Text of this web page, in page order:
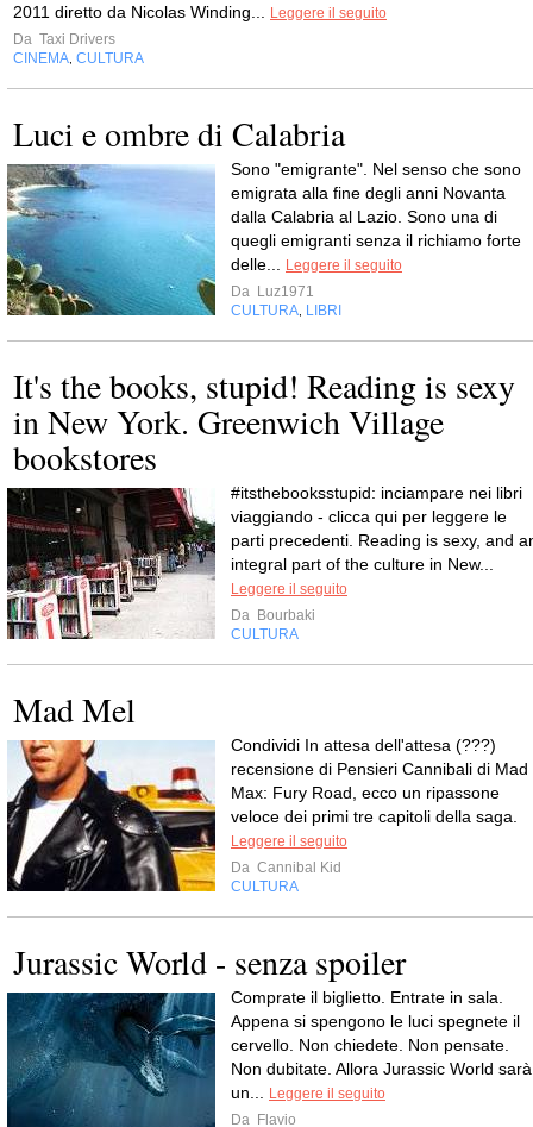
2011 diretto da Nicolas Winding...
Leggere il seguito
Da Taxi Drivers
CINEMA CULTURA
Luci e ombre di Calabria
Sono "emigrante". Nel senso che sono
emigrata alla fine degli anni Novanta
dalla Calabria al Lazio. Sono una di
quegli emigranti senza il richiamo forte
delle...
Leggere il seguito
Da Luz1971
CULTURA LIBRI
It's the books, stupid! Reading is sexy
in New York. Greenwich Village
bookstores
#itsthebooksstupid: inciampare nei libri
viaggiando - clicca qui per leggere le
parti precedenti. Reading is sexy, and
integral part of the culture in New...
Leggere il seguito
Da Bourbaki
CULTURA
Mad Mel
Condividi In attesa dell'attesa (???)
recensione di Pensieri Cannibali di Mad
Max: Fury Road, ecco un ripassone
veloce dei primi tre capitoli della saga.
Leggere il seguito
Da Cannibal Kid
CULTURA
Jurassic World - senza spoiler
Comprate il biglietto. Entrate in sala.
Appena si spengono le luci spegnete il
cervello. Non chiedete. Non pensate.
Non dubitate. Allora Jurassic World sarà
un...
Leggere il seguito
Da Flavio